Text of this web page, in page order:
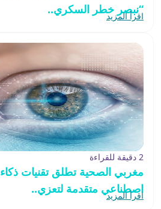
“نبصر خطر السكري..
اقرأ المزيد
2 دقيقة للقراءة
مغربي الصحية تطلق تقنيات ذكاء
اصطناعي متقدمة لتعزي..
اقرأ المزيد